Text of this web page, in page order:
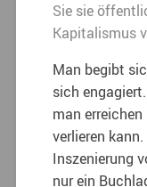
Sie sie
Kapitalismus
Man begibt
sich
man
verlieren
Inszenierung
nur ein